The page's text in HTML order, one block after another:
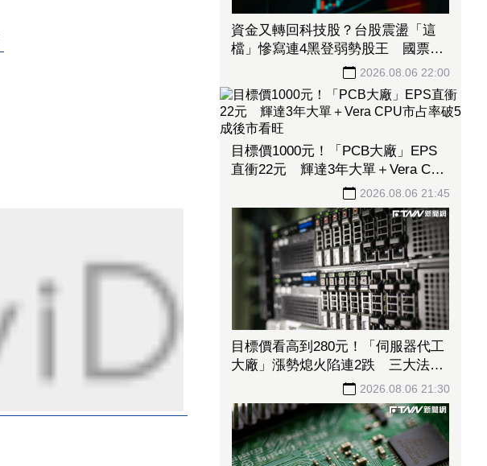
資金又轉回科技股？台股震盪「這
檔」慘寫連4黑登弱勢股王 國票
金、潤泰新也淪大盤刀下魂2026.08.06 22:00
目標價1000元！「PCB大廠」EPS
直衝22元 輝達3年大單＋Vera CPU
市占率破5成後市看旺2026.08.06 21:45
目標價看高到280元！「伺服器代工
大廠」漲勢熄火陷連2跌 三大法人
今出清1.1萬張、抽回21億元2026.08.06 21:30